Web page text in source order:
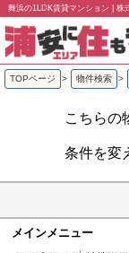
舞浜の1LDK賃貸マンション | 株
TOPページ > 物件検索 >
こちらの
条件を変
メインメニュー